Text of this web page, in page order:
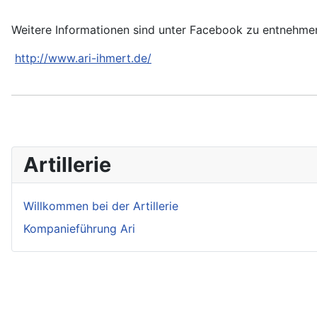
Weitere Informationen sind unter Facebook zu
http://www.ari-ihmert.de/
Artillerie
Willkommen bei der Artillerie
Kompanieführung Ari